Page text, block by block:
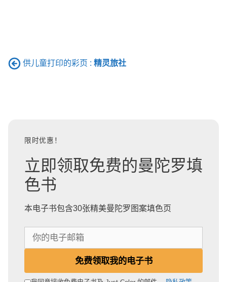
供儿童打印的彩页 : 精灵旅社
限时优惠！
立即领取免费的曼陀罗填
色书
本电子书包含30张精美曼陀罗图案填色页
免费领取我的电子书